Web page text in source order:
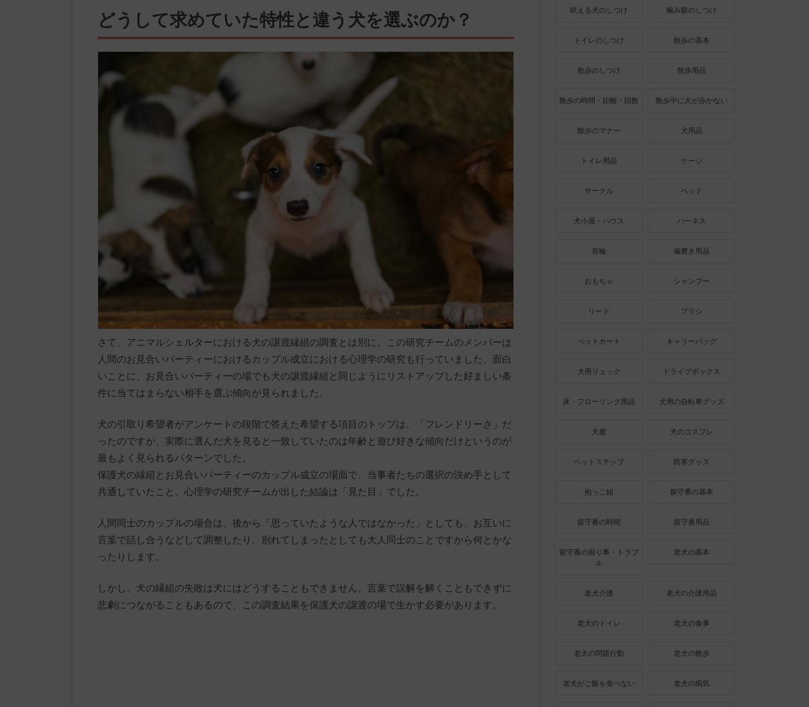
どうして求めていた特性と違う犬を選ぶのか？
さて、アニマルシェルターにおける犬の譲渡縁組の調査とは別に、この研究チームのメンバーは
人間のお見合いパーティーにおけるカップル成立における心理学の研究も行っていました。面白
いことに、お見合いパーティーの場でも犬の譲渡縁組と同じようにリストアップした好ましい条
件に当てはまらない相手を選ぶ傾向が見られました。
犬の引取り希望者がアンケートの段階で答えた希望する項目のトップは、「フレンドリーさ」だ
ったのですが、実際に選んだ犬を見ると一致していたのは年齢と遊び好きな傾向だけというのが
最もよく見られるパターンでした。
保護犬の縁組とお見合いパーティーのカップル成立の場面で、当事者たちの選択の決め手として
共通していたこと、心理学の研究チームが出した結論は「見た目」でした。
人間同士のカップルの場合は、後から「思っていたような人ではなかった」としても、お互いに
言葉で話し合うなどして調整したり、別れてしまったとしても大人同士のことですから何とかな
ったりします。
しかし、犬の縁組の失敗は犬にはどうすることもできません。言葉で誤解を解くこともできずに
悲劇につながることもあるので、この調査結果を保護犬の譲渡の場で生かす必要があります。
吠える犬のしつけ 噛み癖のしつけ
トイレのしつけ 散歩の基本
散歩のしつけ 散歩用品
散歩の時間・距離・回数 散歩中に犬が歩かない
散歩のマナー 犬用品
トイレ用品 ケージ
サークル ベッド
犬小屋・ハウス ハーネス
首輪 歯磨き用品
おもちゃ シャンプー
リード ブラシ
ペットカート キャリーバッグ
犬用リュック ドライブボックス
床・フローリング用品 犬用の自転車グッズ
犬服 犬のコスプレ
ペットステップ 防寒グッズ
抱っこ紐 留守番の基本
留守番の時間 留守番用品
留守番の困り事・トラブ
ル
老犬の基本
老犬介護 老犬の介護用品
老犬のトイレ 老犬の食事
老犬の問題行動 老犬の散歩
老犬がご飯を食べない 老犬の病気